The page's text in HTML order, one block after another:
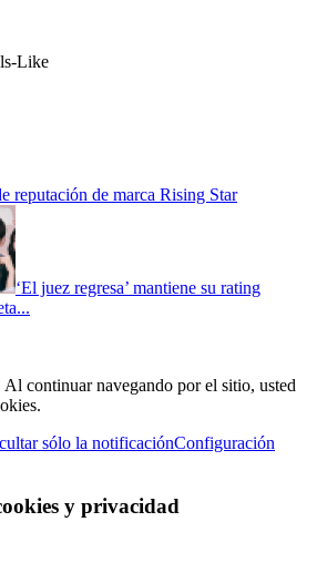
Like
reputación de marca Rising Star
‘El juez regresa’ mantiene su rating
continuar navegando por el sitio, usted
sólo la notificaciónConfiguración
y privacidad